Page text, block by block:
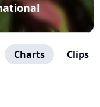
Charts Clips